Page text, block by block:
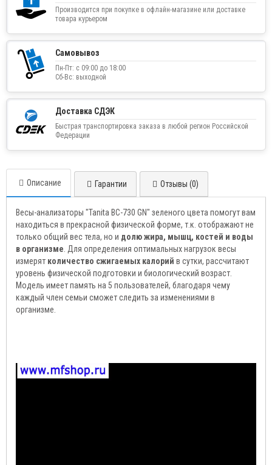
Производится при покупке в офлайн-магазине или доставке
товара курьером
Самовывоз
Пн-Пт: с 09:00 до 18:00
Сб-Вс: выходной
Доставка СДЭК
Быстрая транспортировка заказа в любой регион Российской
Федерации
Описание Гарантии Отзывы (0)
Весы-анализаторы "Tanita BC-730 GN" зеленого цвета помогут вам
находиться в прекрасной физической форме, т.к. отображают не
только общий вес тела, но и долю жира, мышц, костей и воды
в организме . Для определения оптимальных нагрузок весы
измерят количество сжигаемых калорий в сутки, рассчитают
уровень физической подготовки и биологический возраст.
Модель имеет память на 5 пользователей, благодаря чему
каждый член семьи сможет следить за изменениями в
организме.